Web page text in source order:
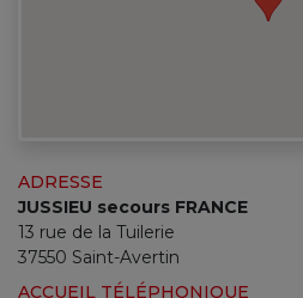
ADRESSE
JUSSIEU secours FRANCE
13 rue de la Tuilerie
37550 Saint-Avertin
ACCUEIL TÉLÉPHONIQUE